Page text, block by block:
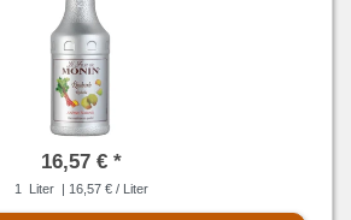
16,57 € *
1 Liter | 16,57 € / Liter